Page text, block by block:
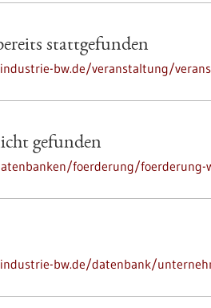
stattgefunden
bw.de/veranstaltung/
gefunden
foerderung/foerderung-
bw.de/datenbank/